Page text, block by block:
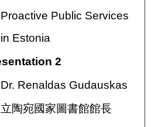
Proactive Public Services
in Estonia
2
Dr. Renaldas Gudauskas
立陶宛國家圖書館館長